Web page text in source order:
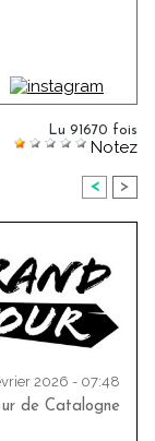
Lu 91670 fois
Notez
< >
2026 - 07:48
de Catalogne